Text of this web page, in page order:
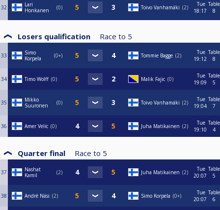
32
Lari
Honkanen
0 Toivo Vanhamäki 2
Tue
18:17
Table
8
Losers qualification Race to 5
33
Simo
Korpela
0+ Tommie Bagge 2
Tue
19:12
Table
8
34 Timo Wolff 0 Malik Fajic 0
Tue
19:09
Table
5
35
Mikko
Suuronen
0 Toivo Vanhamäki 2
Tue
19:04
Table
7
36 Amer Velic 0 Juha Matikainen 2
Tue
19:10
Table
4
Quarter final Race to 5
37
Nashat
Kamil
2 Juha Matikainen 2
Tue
20:07
Table
5
38 André Näsi 2 Simo Korpela 0+
Tue
20:07
Table
6